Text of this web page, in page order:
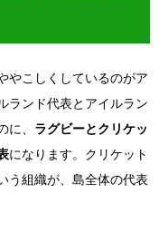
やこしくしているのがア
ランド代表とアイルラン
に、 ラグビーとクリケッ
になります。クリケット
う組織が、島全体の代表